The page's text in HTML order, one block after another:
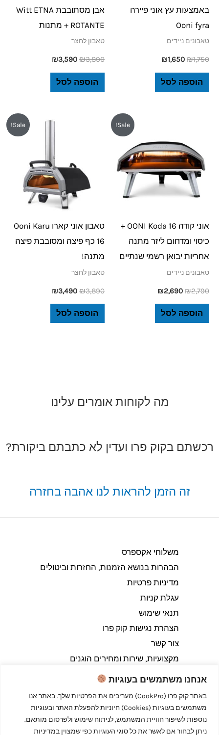
אנחנו משתמשים בעוגיות
באתר קוק פרו (CookPro) מעריכים את הפרטיות שלך. באתר אנו
משתמשים בעוגיות (Cookies) חיוניות להפעלת האתר ובעוגיות
נוספות לשיפור חוויית המשתמש, לניתוח שימוש ולפרסום מותאם.
ניתן לבחור אם לאשר את כל סוגי העוגיות כפי שמצוין במדיניות
באמצעות עץ אוני פיירה
Ooni fyra
טאבונים ניידים
₪1,750
₪1,650
הוספה לסל
אבן מסתובבת Witt ETNA
ROTANTE + מתנות
טאבון לחצר
₪3,890
₪3,590
הוספה לסל
Sale!
אוני קודה 16 OONI Koda +
כיסוי ומדחום ליזר מתנה
אחריות יבואן רשמי שנתיים
טאבונים ניידים
₪2,790
₪2,790.
₪2,690
₪2,690.
הוספה לסל
Sale!
טאבון אוני קארו Ooni Karu
16 כף פיצה ומסובבת פיצה
מתנה!
טאבון לחצר
₪3,890
₪3,490
המחיר
הוספה לסל
מה לקוחות אומרים עלינו
רכשתם בקוק פרו ועדין לא כתבתם ביקורת?
זה הזמן להראות לנו אהבה בחזרה
משלוחי אקספרס
הבהרות בנושא הזמנות, החזרות וביטולים​
מדיניות פרטיות
עגלת קניות
תנאי שימוש
הצהרת נגישות קוק פרו
צור קשר
מקצועיות, שירות ומחירים הוגנים
Copyright © 2026 קוק פרו - לבשל כמו מקצוענים